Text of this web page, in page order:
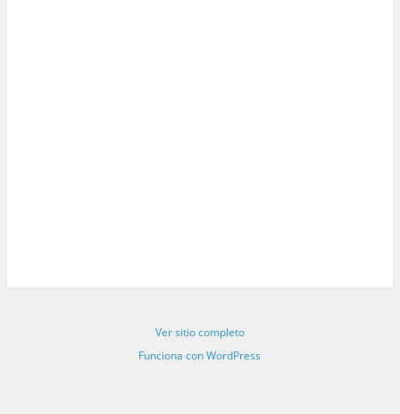
Ver sitio completo
Funciona con WordPress